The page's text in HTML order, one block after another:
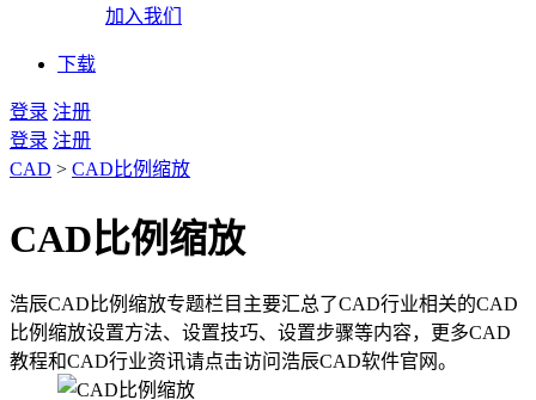
加入我们
下载
登录 注册
登录 注册
CAD > CAD比例缩放
CAD比例缩放
浩辰CAD比例缩放专题栏目主要汇总了CAD行业相关的CAD
比例缩放设置方法、设置技巧、设置步骤等内容，更多CAD
教程和CAD行业资讯请点击访问浩辰CAD软件官网。